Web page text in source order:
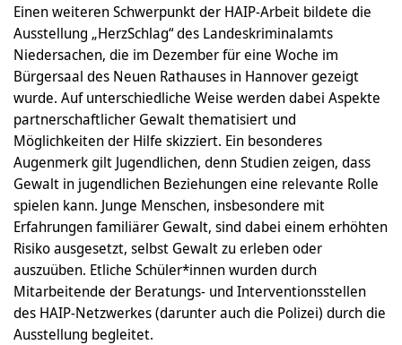
Einen weiteren Schwerpunkt der HAIP-Arbeit bildete die
Ausstellung „HerzSchlag“ des Landeskriminalamts
Niedersachen, die im Dezember für eine Woche im
Bürgersaal des Neuen Rathauses in Hannover gezeigt
wurde. Auf unterschiedliche Weise werden dabei Aspekte
partnerschaftlicher Gewalt thematisiert und
Möglichkeiten der Hilfe skizziert. Ein besonderes
Augenmerk gilt Jugendlichen, denn Studien zeigen, dass
Gewalt in jugendlichen Beziehungen eine relevante Rolle
spielen kann. Junge Menschen, insbesondere mit
Erfahrungen familiärer Gewalt, sind dabei einem erhöhten
Risiko ausgesetzt, selbst Gewalt zu erleben oder
auszuüben. Etliche Schüler*innen wurden durch
Mitarbeitende der Beratungs- und Interventionsstellen
des HAIP-Netzwerkes (darunter auch die Polizei) durch die
Ausstellung begleitet.